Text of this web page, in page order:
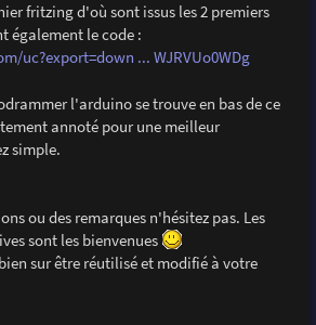
fritzing d'où sont issus les 2 premiers
également le code :
uc?export=down ... WJRVUo0WDg
l'arduino se trouve en bas de ce
annoté pour une meilleur
simple.
ou des remarques n'hésitez pas. Les
sont les bienvenues
sur être réutilisé et modifié à votre